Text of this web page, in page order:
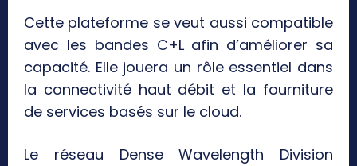
Cette plateforme se veut aussi compatible
avec les bandes C+L afin d’améliorer sa
capacité. Elle jouera un rôle essentiel dans
la connectivité haut débit et la fourniture
de services basés sur le cloud.
Le réseau Dense Wavelength Division